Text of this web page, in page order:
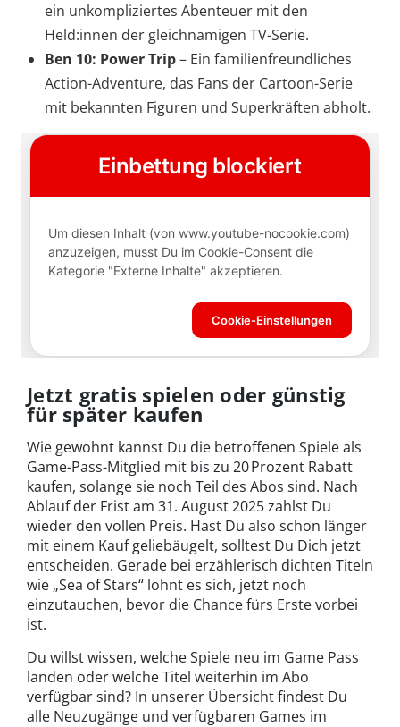
ein unkompliziertes Abenteuer mit den
Held:innen der gleichnamigen TV-Serie.
Ben 10: Power Trip– Ein familienfreundliches
Action-Adventure, das Fans der Cartoon-Serie
mit bekannten Figuren und Superkräften abholt.
Jetzt gratis spielen oder günstig
für später kaufen
Wie gewohnt kannst Du die betroffenen Spiele als
Game-Pass-Mitglied mit bis zu 20 Prozent Rabatt
kaufen, solange sie noch Teil des Abos sind. Nach
Ablauf der Frist am 31. August 2025 zahlst Du
wieder den vollen Preis. Hast Du also schon länger
mit einem Kauf geliebäugelt, solltest Du Dich jetzt
entscheiden. Gerade bei erzählerisch dichten Titeln
wie „Sea of Stars“ lohnt es sich, jetzt noch
einzutauchen, bevor die Chance fürs Erste vorbei
ist.
Du willst wissen, welche Spiele neu im Game Pass
landen oder welche Titel weiterhin im Abo
verfügbar sind? In unserer Übersicht findest Du
alle Neuzugänge und verfügbaren Games im